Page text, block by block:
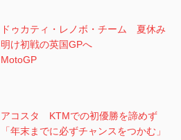
ドゥカティ・レノボ・チーム 夏休み
明け初戦の英国GPへ
MotoGP
アコスタ KTMでの初優勝を諦めず
「年末までに必ずチャンスをつかむ」